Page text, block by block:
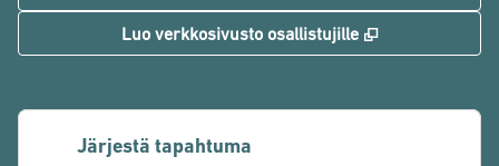
Luo verkkosivusto osallistujille ,
Järjestä tapahtuma